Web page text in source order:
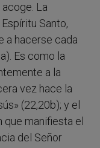
La
Santo,
a hacerse cada
Es como la
a la
vez hace la
(22,20b); y el
manifiesta el
del Señor